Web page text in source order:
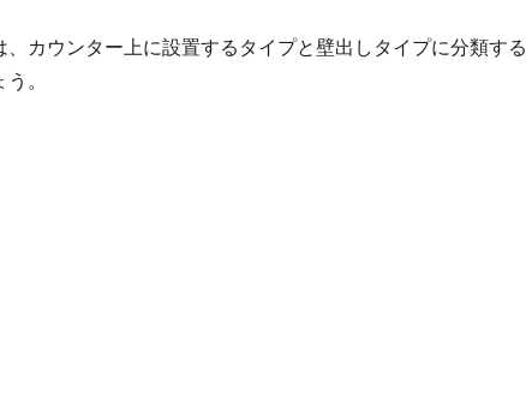
、カウンター上に設置するタイプと壁出しタイプに分類する
。